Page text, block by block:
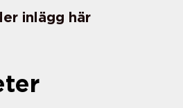
inlägg här